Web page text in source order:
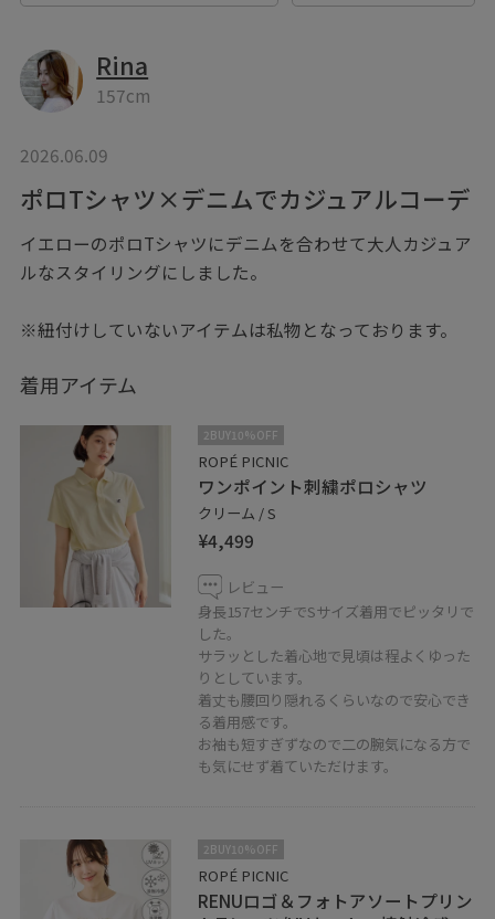
Rina
157cm
2026.06.09
ポロTシャツ×デニムでカジュアルコーデ
イエローのポロTシャツにデニムを合わせて大人カジュア
ルなスタイリングにしました。
※紐付けしていないアイテムは私物となっております。
着用アイテム
2BUY10%OFF
ROPÉ PICNIC
ワンポイント刺繍ポロシャツ
クリーム / S
¥4,499
レビュー
身長157センチでSサイズ着用でピッタリで
した。
サラッとした着心地で見頃は程よくゆった
りとしています。
着丈も腰回り隠れるくらいなので安心でき
る着用感です。
お袖も短すぎずなので二の腕気になる方で
も気にせず着ていただけます。
2BUY10%OFF
ROPÉ PICNIC
RENUロゴ＆フォトアソートプリン